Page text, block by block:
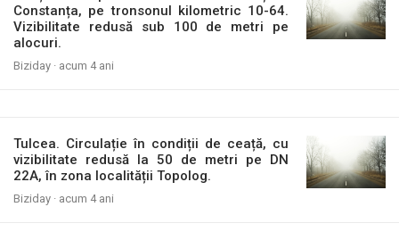
Constanța, pe tronsonul kilometric 10-64.
Vizibilitate redusă sub 100 de metri pe
alocuri.
Biziday · acum 4 ani
Tulcea. Circulație în condiții de ceață, cu
vizibilitate redusă la 50 de metri pe DN
22A, în zona localității Topolog.
Biziday · acum 4 ani